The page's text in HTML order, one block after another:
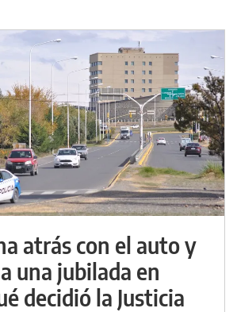
atrás con el auto y
una jubilada en
decidió la Justicia